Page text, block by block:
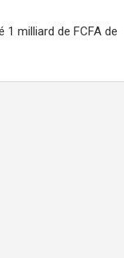
milliard de FCFA de